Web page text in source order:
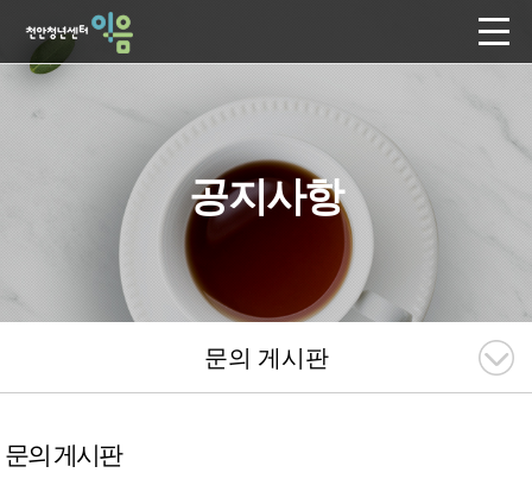
공지사항
문의 게시판
문의 게시판